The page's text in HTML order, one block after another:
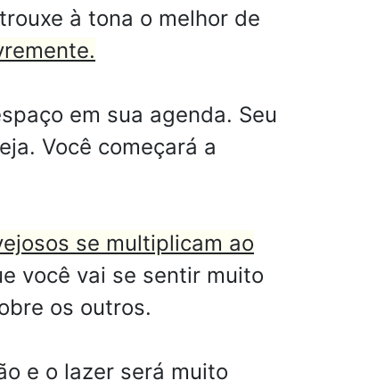
à tona o melhor de
em sua agenda. Seu
Você começará a
se multiplicam ao
você vai se sentir muito
os outros.
e o lazer será muito